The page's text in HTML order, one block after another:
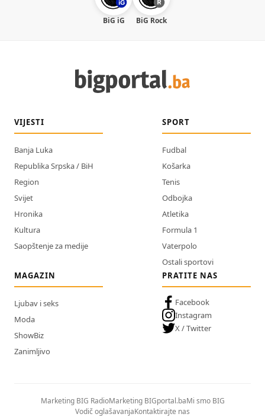
BiG iG BiG Rock
VIJESTI
Banja Luka
Republika Srpska / BiH
Region
Svijet
Hronika
Kultura
Saopštenje za medije
SPORT
Fudbal
Košarka
Tenis
Odbojka
Atletika
Formula 1
Vaterpolo
Ostali sportovi
MAGAZIN
Ljubav i seks
Moda
ShowBiz
Zanimljivo
PRATITE NAS
Facebook
Instagram
X / Twitter
Marketing BIG RadioMarketing BIGportal.baMi smo BIG
Vodič oglašavanjaKontaktirajte nas